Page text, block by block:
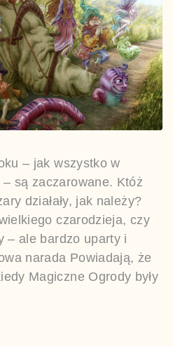
– jak wszystko w
są zaczarowane. Któż
działały, jak należy?
czarodzieja, czy
– ale bardzo uparty i
narada Powiadają, że
Magiczne Ogrody były